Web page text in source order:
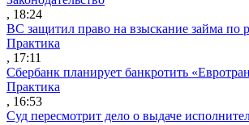
, 18:24
ВС защитил право на взыскание займа по
Практика
, 17:11
Сбербанк планирует банкротить
Практика
, 16:53
Суд пересмотрит дело о выдаче